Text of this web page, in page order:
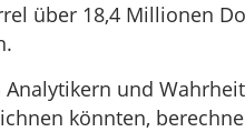
über 18,4 Millionen
und
könnten,